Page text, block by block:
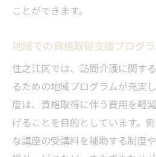
ことができます。
地域での資格取得支援プログ
住之江区では、訪問介護に関す
るための地域プログラムが充実
度は、資格取得に伴う費用を軽
げることを目的としています。
な講座の受講料を補助する制度